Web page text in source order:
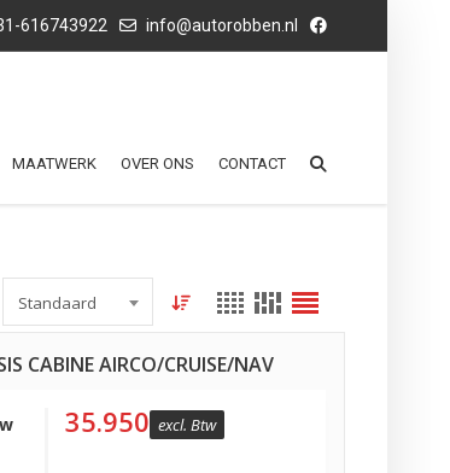
616743922 info@autorobben.nl
MAATWERK OVER ONS CONTACT
Standaard
CABINE AIRCO/CRUISE/NAV
35.950 excl. Btw